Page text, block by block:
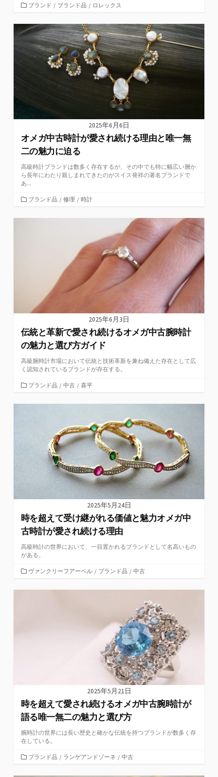
カ
ゴ
リ
ブランド / ブランド品 / ロレックス
2025年6月6日
オメガ中古時計が愛され続ける理由と唯一無
二の魅力に迫る
高級時計ブランドは数多く存在するが、その中でも特に幅広い層か
ら長年にわたり親しまれてきたのがスイス発祥の著名ブランドで
あ...
カ
ゴ
ブランド品 / 修理 / 時計
2025年6月3日
伝統と革新で愛され続けるオメガ中古腕時計
の魅力と選び方ガイド
高級腕時計市場において伝統と技術革新を兼ね備えた存在として広
く認知されているブランドが存在する。
カ
ゴ
ブランド品 / 中古 / 喜平
2025年5月24日
時を超えて受け継がれる価値と魅力オメガ中
古時計が愛され続ける理由
高級時計の世界において、一目置かれるブランドとして名高いもの
がある。
カ
ゴ
ヴァンクリーフアーペル / ブランド品 / 中古
2025年5月21日
時を超えて愛され続けるオメガ中古腕時計が
語る唯一無二の魅力と選び方
腕時計の世界には長い歴史と確かな伝統を持つブランドが数多く存
在している。
カ
ゴ
ブランド品 / ランゲアンドゾーネ / 中古